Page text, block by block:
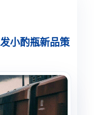
小酌瓶新品策